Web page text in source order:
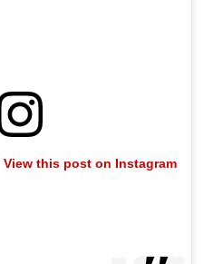
View this post on Instagram